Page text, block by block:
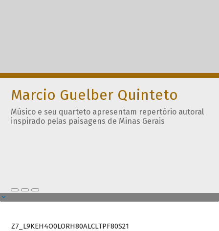
Marcio Guelber Quinteto
Músico e seu quarteto apresentam repertório autoral
inspirado pelas paisagens de Minas Gerais
Z7_L9KEH4O0LORH80ALCLTPF80S21